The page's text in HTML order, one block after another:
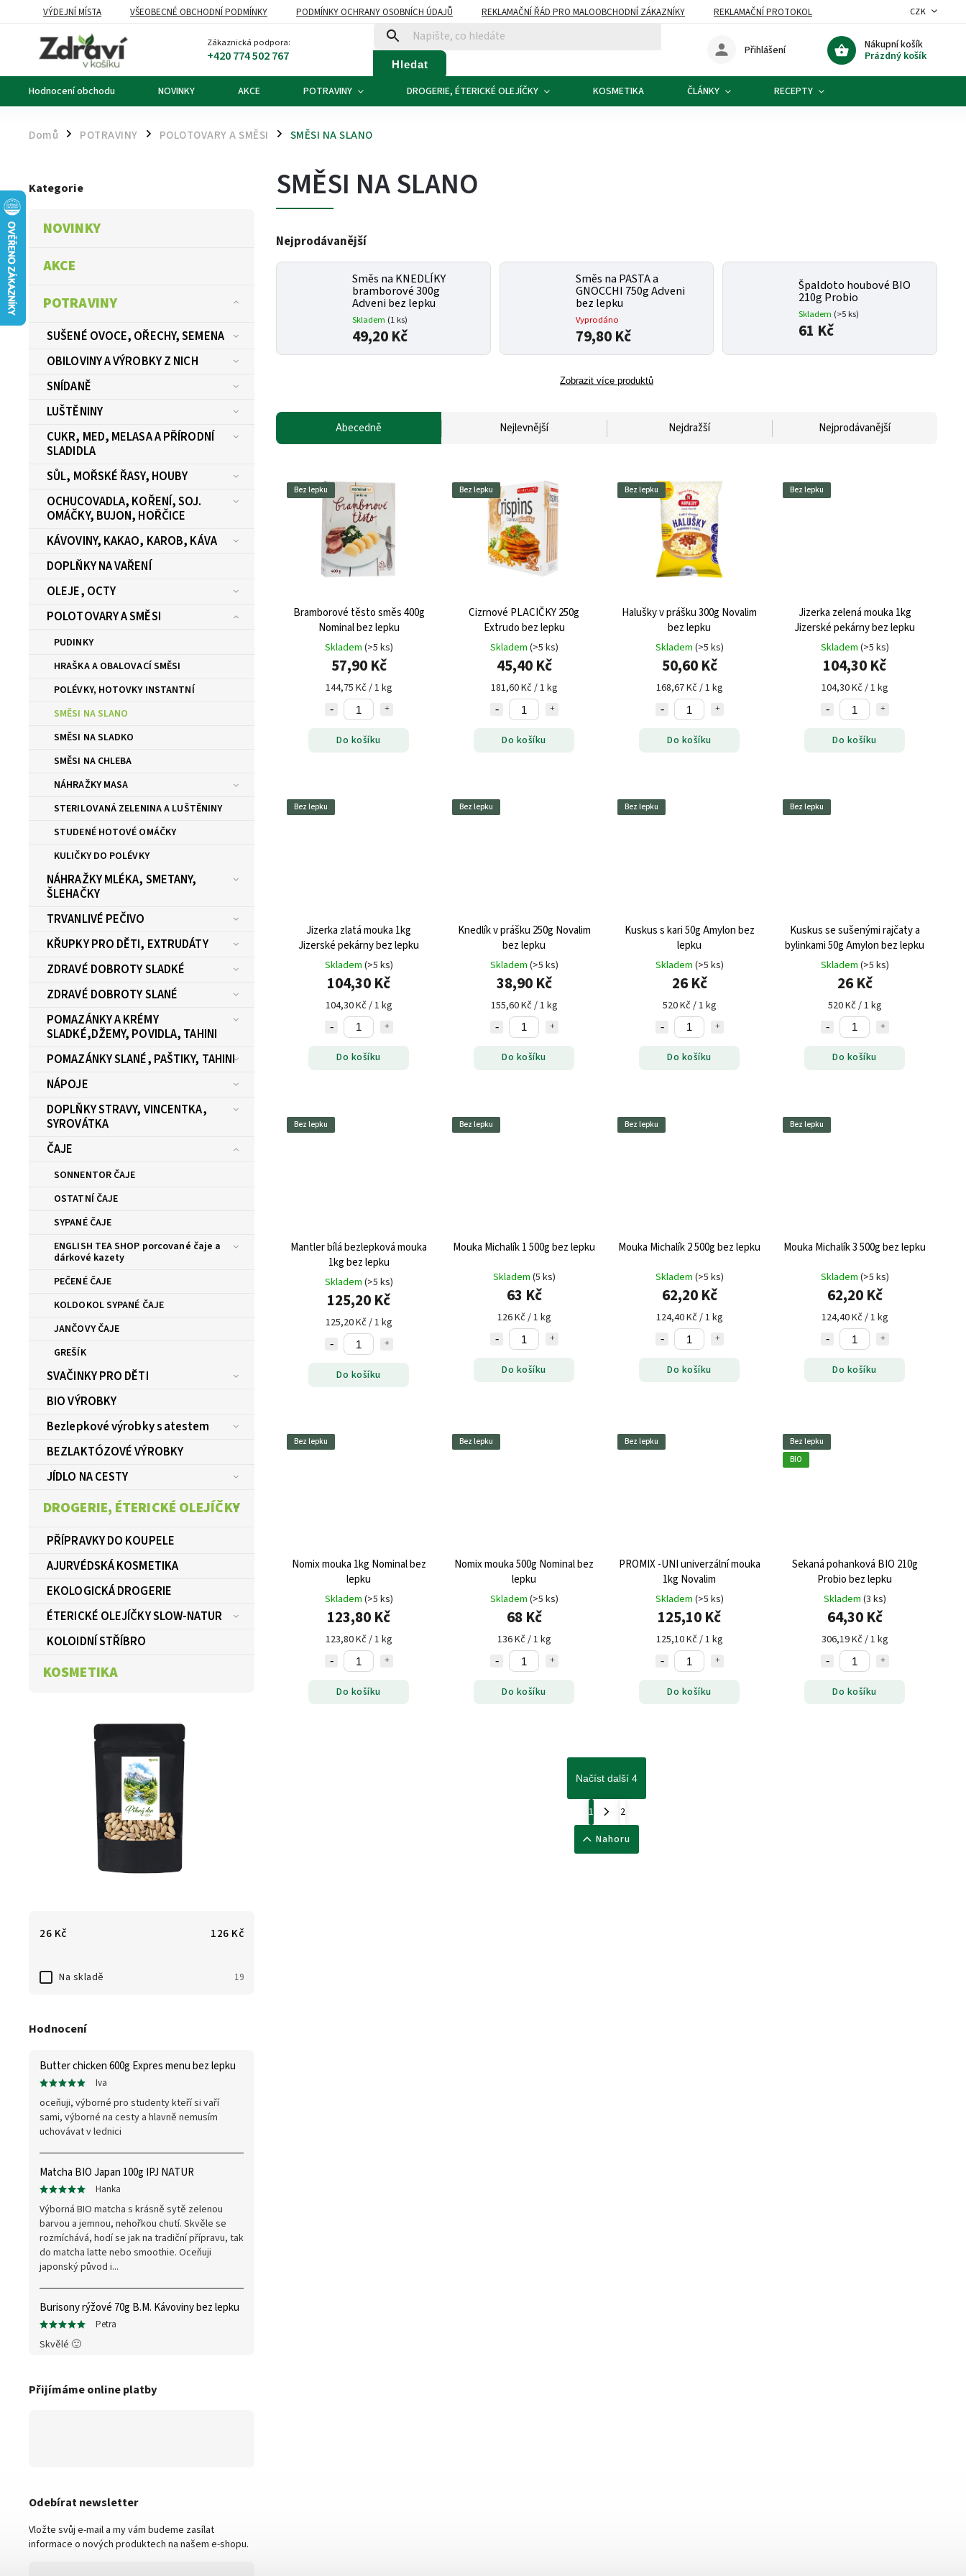
VÝDEJNÍ MÍSTA VŠEOBECNÉ OBCHODNÍ PODMÍNKY PODMÍNKY OCHRANY OSOBNÍCH ÚDAJŮ REKLAMAČNÍ ŘÁD PRO MALOOBCHODNÍ ZÁKAZNÍKY
REKLAMAČNÍ PROTOKOL
OZNÁMENÍ O ODSTOUPENÍ OD KUPNÍ SMLOUVY
KONTAKTY
CZK
Zákaznická podpora:
+420 774 502 767 Hledat
Nákupní košík
Prázdný košík
Přihlášení
Hodnocení obchodu NOVINKY AKCE POTRAVINY DROGERIE, ÉTERICKÉ OLEJÍČKY KOSMETIKA ČLÁNKY RECEPTY
Domů / POTRAVINY / POLOTOVARY A SMĚSI / SMĚSI NA SLANO
Kategorie
NOVINKY
AKCE
POTRAVINY
SUŠENÉ OVOCE, OŘECHY, SEMENA
OBILOVINY A VÝROBKY Z NICH
SNÍDANĚ
LUŠTĚNINY
CUKR, MED, MELASA A PŘÍRODNÍ
SLADIDLA
SŮL, MOŘSKÉ ŘASY, HOUBY
OCHUCOVADLA, KOŘENÍ, SOJ.
OMÁČKY, BUJON, HOŘČICE
KÁVOVINY, KAKAO, KAROB, KÁVA
DOPLŇKY NA VAŘENÍ
OLEJE, OCTY
POLOTOVARY A SMĚSI
PUDINKY
HRAŠKA A OBALOVACÍ SMĚSI
POLÉVKY, HOTOVKY INSTANTNÍ
SMĚSI NA SLANO
SMĚSI NA SLADKO
SMĚSI NA CHLEBA
NÁHRAŽKY MASA
STERILOVANÁ ZELENINA A LUŠTĚNINY
STUDENÉ HOTOVÉ OMÁČKY
KULIČKY DO POLÉVKY
NÁHRAŽKY MLÉKA, SMETANY,
ŠLEHAČKY
TRVANLIVÉ PEČIVO
KŘUPKY PRO DĚTI, EXTRUDÁTY
ZDRAVÉ DOBROTY SLADKÉ
ZDRAVÉ DOBROTY SLANÉ
POMAZÁNKY A KRÉMY
SLADKÉ,DŽEMY, POVIDLA, TAHINI
POMAZÁNKY SLANÉ, PAŠTIKY, TAHINI
NÁPOJE
DOPLŇKY STRAVY, VINCENTKA,
SYROVÁTKA
ČAJE
SONNENTOR ČAJE
OSTATNÍ ČAJE
SYPANÉ ČAJE
ENGLISH TEA SHOP porcované čaje a
dárkové kazety
PEČENÉ ČAJE
KOLDOKOL SYPANÉ ČAJE
JANČOVY ČAJE
GREŠÍK
SVAČINKY PRO DĚTI
BIO VÝROBKY
Bezlepkové výrobky s atestem
BEZLAKTÓZOVÉ VÝROBKY
JÍDLO NA CESTY
DROGERIE, ÉTERICKÉ OLEJÍČKY
PŘÍPRAVKY DO KOUPELE
AJURVÉDSKÁ KOSMETIKA
EKOLOGICKÁ DROGERIE
ÉTERICKÉ OLEJÍČKY SLOW-NATUR
KOLOIDNÍ STŘÍBRO
KOSMETIKA
26 Kč 126 Kč
Na skladě 19
Hodnocení
Butter chicken 600g Expres menu bez lepku
Iva
oceňuji, výborné pro studenty kteří si vaří
sami, výborné na cesty a hlavně nemusím
uchovávat v lednici
Matcha BIO Japan 100g IPJ NATUR
Hanka
Výborná BIO matcha s krásně sytě zelenou
barvou a jemnou, nehořkou chutí. Skvěle se
rozmíchává, hodí se jak na tradiční přípravu, tak
do matcha latte nebo smoothie. Oceňuji
japonský původ i...
Burisony rýžové 70g B.M. Kávoviny bez lepku
Petra
Skvělé 🙂
Přijímáme online platby
Odebírat newsletter
Vložte svůj e-mail a my vám budeme zasílat
informace o nových produktech na našem e-shopu.
SMĚSI NA SLANO
Nejprodávanější
Směs na KNEDLÍKY
bramborové 300g
Adveni bez lepku
Skladem (1 ks)
49,20 Kč
Směs na PASTA a
GNOCCHI 750g Adveni
bez lepku
Vyprodáno
79,80 Kč
Špaldoto houbové BIO
210g Probio
Skladem (>5 ks)
61 Kč
Zobrazit více produktů
Abecedně Nejlevnější Nejdražší Nejprodávanější
Bez lepku
Bramborové těsto směs 400g
Nominal bez lepku
Skladem (>5 ks)
57,90 Kč
144,75 Kč / 1 kg
Do košíku
Bez lepku
Cizrnové PLACIČKY 250g
Extrudo bez lepku
Skladem (>5 ks)
45,40 Kč
181,60 Kč / 1 kg
Do košíku
Bez lepku
Halušky v prášku 300g Novalim
bez lepku
Skladem (>5 ks)
50,60 Kč
168,67 Kč / 1 kg
Do košíku
Bez lepku
Jizerka zelená mouka 1kg
Jizerské pekárny bez lepku
Skladem (>5 ks)
104,30 Kč
104,30 Kč / 1 kg
Do košíku
Bez lepku
Jizerka zlatá mouka 1kg
Jizerské pekárny bez lepku
Skladem (>5 ks)
104,30 Kč
104,30 Kč / 1 kg
Do košíku
Bez lepku
Knedlík v prášku 250g Novalim
bez lepku
Skladem (>5 ks)
38,90 Kč
155,60 Kč / 1 kg
Do košíku
Bez lepku
Kuskus s kari 50g Amylon bez
lepku
Skladem (>5 ks)
26 Kč
520 Kč / 1 kg
Do košíku
Bez lepku
Kuskus se sušenými rajčaty a
bylinkami 50g Amylon bez lepku
Skladem (>5 ks)
26 Kč
520 Kč / 1 kg
Do košíku
Bez lepku
Mantler bílá bezlepková mouka
1kg bez lepku
Skladem (>5 ks)
125,20 Kč
125,20 Kč / 1 kg
Do košíku
Bez lepku
Mouka Michalík 1 500g bez lepku
Skladem (5 ks)
63 Kč
126 Kč / 1 kg
Do košíku
Bez lepku
Mouka Michalík 2 500g bez lepku
Skladem (>5 ks)
62,20 Kč
124,40 Kč / 1 kg
Do košíku
Bez lepku
Mouka Michalík 3 500g bez lepku
Skladem (>5 ks)
62,20 Kč
124,40 Kč / 1 kg
Do košíku
Bez lepku
Nomix mouka 1kg Nominal bez
lepku
Skladem (>5 ks)
123,80 Kč
123,80 Kč / 1 kg
Do košíku
Bez lepku
Nomix mouka 500g Nominal bez
lepku
Skladem (>5 ks)
68 Kč
136 Kč / 1 kg
Do košíku
Bez lepku
PROMIX -UNI univerzální mouka
1kg Novalim
Skladem (>5 ks)
125,10 Kč
125,10 Kč / 1 kg
Do košíku
Bez lepku
BIO
Sekaná pohanková BIO 210g
Probio bez lepku
Skladem (3 ks)
64,30 Kč
306,19 Kč / 1 kg
Do košíku
Načíst další 4
1
2
Nahoru